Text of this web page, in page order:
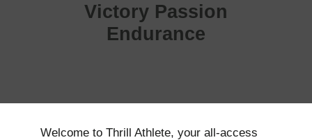
Victory Passion
Endurance
Welcome to Thrill Athlete, your all-access